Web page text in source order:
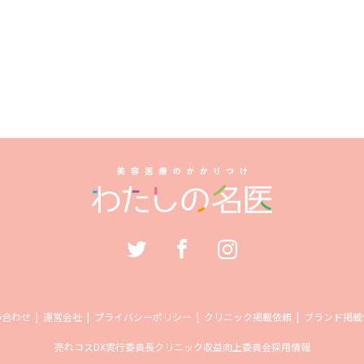
わせ 運営会社 プライバシーポリシー クリニック掲載依頼 ブランド掲
売れコスDX実行委員長クリニック収益向上委員会採用情報